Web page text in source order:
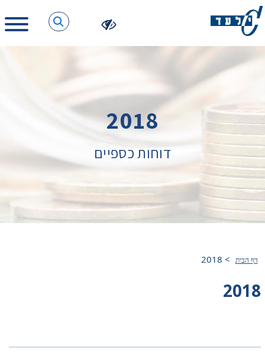
2018
דוחות כספיים
דף הבית >
2018
2018